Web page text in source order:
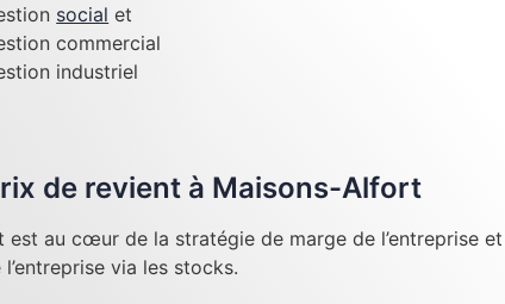
social et
commercial
industriel
de revient à Maisons-Alfort
est au cœur de la stratégie de marge de l’entreprise et
via les stocks.